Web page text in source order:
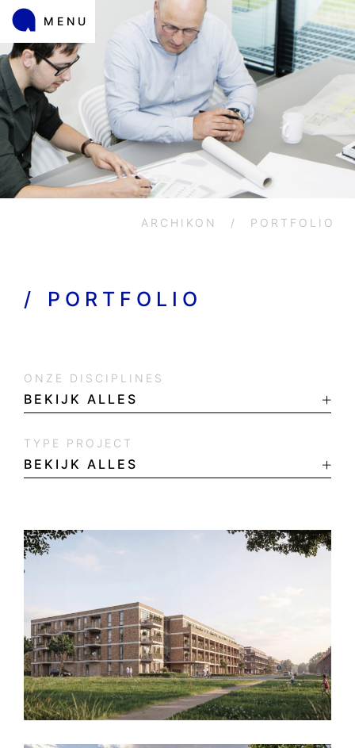
MENU
ARCHIKON / PORTFOLIO
/ PORTFOLIO
ONZE DISCIPLINES
TYPE PROJECT